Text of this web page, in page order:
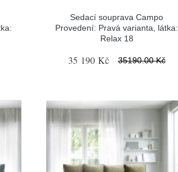
Sedací souprava Campo
Provedení: Pravá varianta, látka:
Relax 18
35 190 Kč 35190.00 Kč